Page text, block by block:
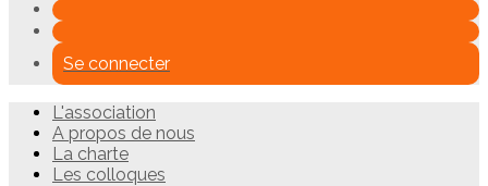
Se connecter
L'association
A propos de nous
La charte
Les colloques